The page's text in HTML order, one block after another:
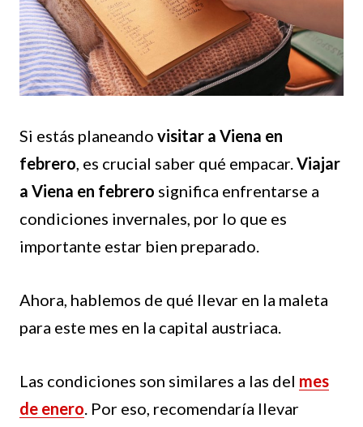
Si estás planeando visitar a Viena en
febrero , es crucial saber qué empacar. Viajar
a Viena en febrero significa enfrentarse a
condiciones invernales, por lo que es
importante estar bien preparado.
Ahora, hablemos de qué llevar en la maleta
para este mes en la capital austriaca.
Las condiciones son similares a las del mes
de enero . Por eso, recomendaría llevar